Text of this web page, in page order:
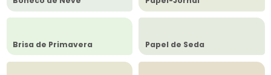
Brisa de Primavera Papel de Seda